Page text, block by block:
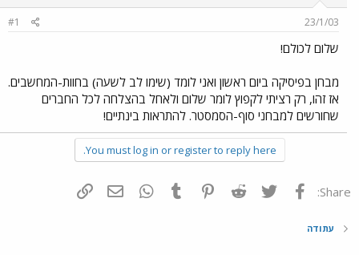
ש
א
ר
23/1/03
#1
שלום לכולם!
מבחן בפיסיקה ביום ראשון ואני לומד (שימו לב לשעה) בחוות-המחשבים.
אז זהו, רק רציתי לקפוץ לומר שלום ולאחל בהצלחה לכל החברים
שחורשים למבחני סוף-הסמסטר. להתראות בינתיים!
You must log in or register to reply here.
Share: פייסבוק Twitter
Reddit
Pinterest
Tumblr
WhatsAppדואר אלקטרוני
עתודה